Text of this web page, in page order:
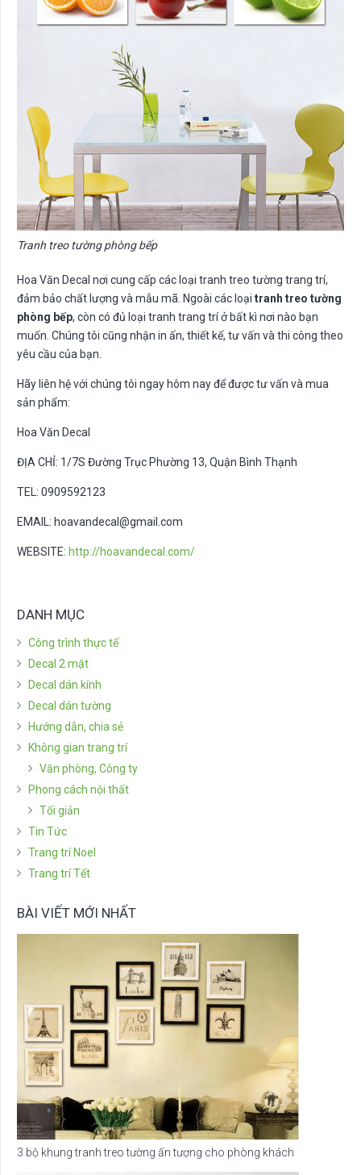
Tranh treo tường phòng bếp
Hoa Văn Decal nơi cung cấp các loại tranh treo tường trang trí,
đảm bảo chất lượng và mẫu mã. Ngoài các loại tranh treo tường
phòng bếp, còn có đủ loại tranh trang trí ở bất kì nơi nào bạn
muốn. Chúng tôi cũng nhận in ấn, thiết kế, tư vấn và thi công theo
yêu cầu của bạn.
Hãy liên hệ với chúng tôi ngay hôm nay để được tư vấn và mua
sản phẩm:
Hoa Văn Decal
ĐỊA CHỈ: 1/7S Đường Trục Phường 13, Quận Bình Thạnh
TEL: 0909592123
EMAIL: hoavandecal@gmail.com
WEBSITE: http://hoavandecal.com/
DANH MỤC
Công trình thực tế
Decal 2 mặt
Decal dán kính
Decal dán tường
Hướng dẫn, chia sẻ
Không gian trang trí
Văn phòng, Công ty
Phong cách nội thất
Tối giản
Tin Tức
Trang trí Noel
Trang trí Tết
BÀI VIẾT MỚI NHẤT
3 bộ khung tranh treo tường ấn tượng cho phòng khách